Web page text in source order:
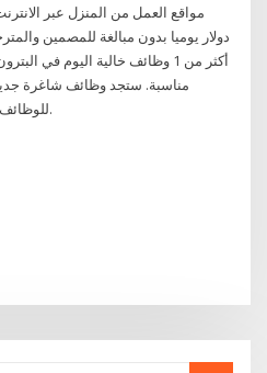
دولار يوميا بدون مبالغة للمصمين
أكثر من 1 وظائف خالية اليوم
مناسبة. ستجد وظائف شاغرة
للوظائف وأكبر صحيفة وظائف في البترون.